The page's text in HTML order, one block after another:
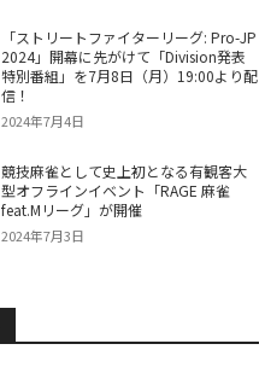
「ストリートファイターリーグ: Pro-JP
2024」開幕に先がけて「Division発表
特別番組」を7月8日（月）19:00より配
信！
2024年7月4日
競技麻雀として史上初となる有観客大
型オフラインイベント「RAGE 麻雀
feat.Mリーグ」が開催
2024年7月3日